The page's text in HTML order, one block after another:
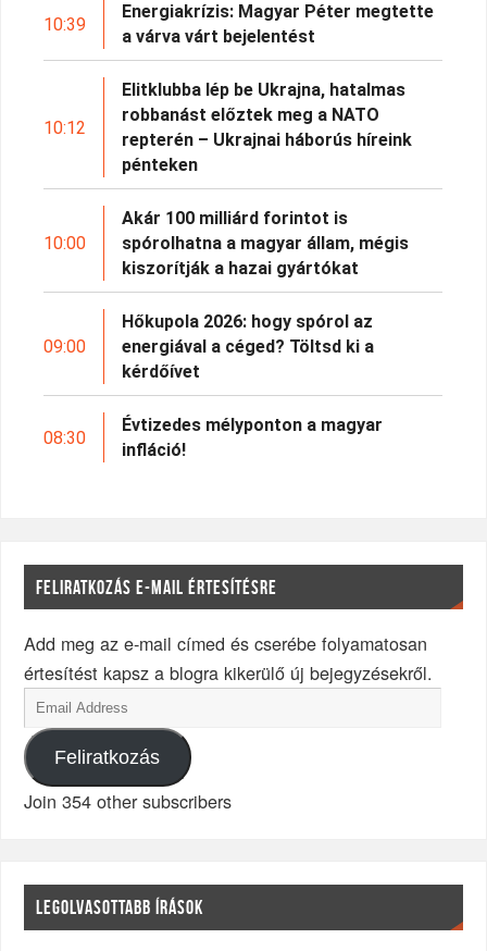
10:39
Energiakrízis: Magyar Péter megtette
a várva várt bejelentést
10:12
Elitklubba lép be Ukrajna, hatalmas
robbanást előztek meg a NATO
repterén – Ukrajnai háborús híreink
pénteken
10:00
Akár 100 milliárd forintot is
spórolhatna a magyar állam, mégis
kiszorítják a hazai gyártókat
09:00
Hőkupola 2026: hogy spórol az
energiával a céged? Töltsd ki a
kérdőívet
08:30
Évtizedes mélyponton a magyar
infláció!
FELIRATKOZÁS E-MAIL ÉRTESÍTÉSRE
Add meg az e-mail címed és cserébe folyamatosan
értesítést kapsz a blogra kikerülő új bejegyzésekről.
Feliratkozás
Join 354 other subscribers
LEGOLVASOTTABB ÍRÁSOK